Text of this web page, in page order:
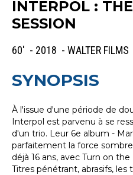
INTERPOL :
SESSION
60' - 2018 - WALTER FILMS
SYNOPSIS
À l'issue d'une période de
Interpol est parvenu à se
d'un trio. Leur 6e album -
parfaitement la force
déjà 16 ans, avec Turn on
Titres pénétrant, abrasifs,